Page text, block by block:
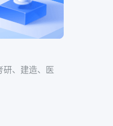
研、建造、医